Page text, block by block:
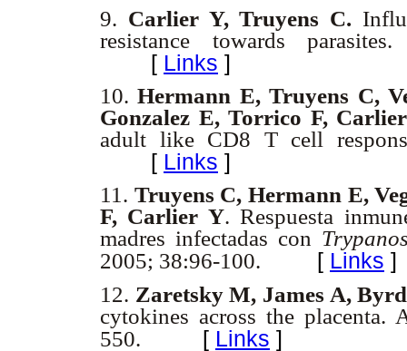
9. Carlier Y, Truyens C.
resistance towards
[ Links ]
10.Hermann E, Truyens C,
Gonzalez E, Torrico F,
adult like CD8 T cell
[ Links ]
11. Truyens C, Hermann E,
F, Carlier Y. Respuesta
madres infectadas con
2005; 38:96-100.
[ Links ]
12. Zaretsky M, James A,
cytokines across the
550.
[ Links ]